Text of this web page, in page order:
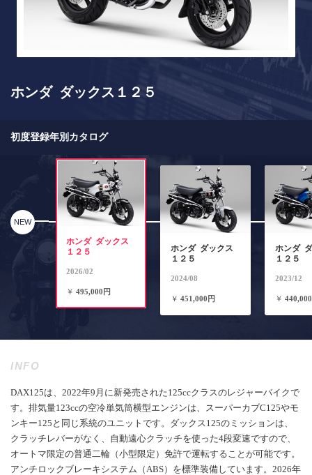
ホンダ ダックス１２５
初度登録年別カタログ
NEW
ホンダ ダックス
１２５
2026/02
￥ 495,000円
ホンダ ダックス
１２５
2024/08
￥ 451,000円
ホンダ
１２５
2023/12
￥
INFO
DAX125は、2022年9月に新発売された125ccクラスのレジャーバイクで
す。排気量123ccの空冷単気筒横型エンジンは、スーパーカブC125やモ
ンキー125と同じ系統のユニットです。ダックス125のミッションは、
クラッチレバーがなく、自動遠心クラッチを使った4段変速ですので、
オートマ限定の普通二輪（小型限定）免許で運転することが可能です。
アンチロックブレーキシステム（ABS）を標準装備しています。2026年